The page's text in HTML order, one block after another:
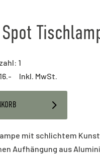
1
Inkl. MwSt.
mit schlichtem
Aufhängung aus